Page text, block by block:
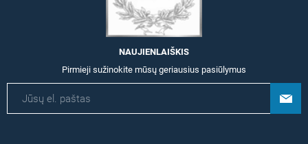
NAUJIENLAIŠKIS
Pirmieji sužinokite mūsų geriausius pasiūlymus